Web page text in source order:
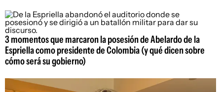
3 momentos que marcaron la posesión de Abelardo de la
Espriella como presidente de Colombia (y qué dicen sobre
cómo será su gobierno)